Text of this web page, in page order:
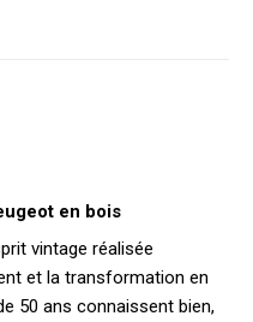
en bois
vintage réalisée
et la transformation en
50 ans connaissent bien,